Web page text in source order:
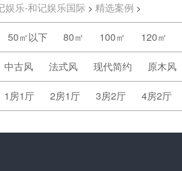
娱乐-和记娱乐国际 > 精选案例 >
50㎡以下 80㎡ 100㎡ 120㎡
中古风 法式风 现代简约 原木风
1房1厅 2房1厅 3房2厅 4房2厅